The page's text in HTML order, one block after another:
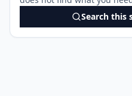
Search this